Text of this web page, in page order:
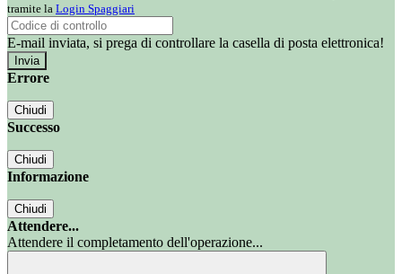
tramite la Login Spaggiari
E-mail inviata, si prega di controllare la casella di posta elettronica!
Errore
Chiudi
Successo
Chiudi
Informazione
Chiudi
Attendere...
Attendere il completamento dell'operazione...